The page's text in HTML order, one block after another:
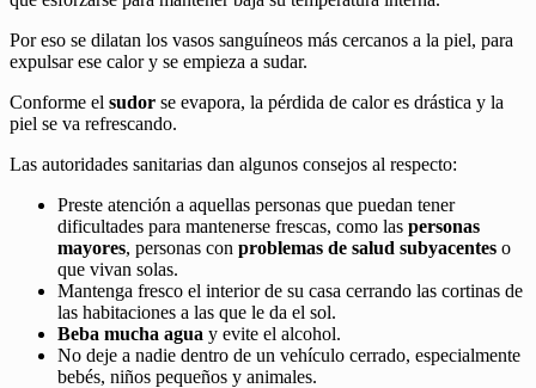
Por eso se dilatan los vasos sanguíneos más cercanos a la piel, para
expulsar ese calor y se empieza a sudar.
Conforme el sudor se evapora, la pérdida de calor es drástica y la
piel se va refrescando.
Las autoridades sanitarias dan algunos consejos al respecto:
Preste atención a aquellas personas que puedan tener
dificultades para mantenerse frescas, como las personas
mayores, personas con problemas de salud subyacentes o
que vivan solas.
Mantenga fresco el interior de su casa cerrando las cortinas de
las habitaciones a las que le da el sol.
Beba mucha agua y evite el alcohol.
No deje a nadie dentro de un vehículo cerrado, especialmente
bebés, niños pequeños y animales.